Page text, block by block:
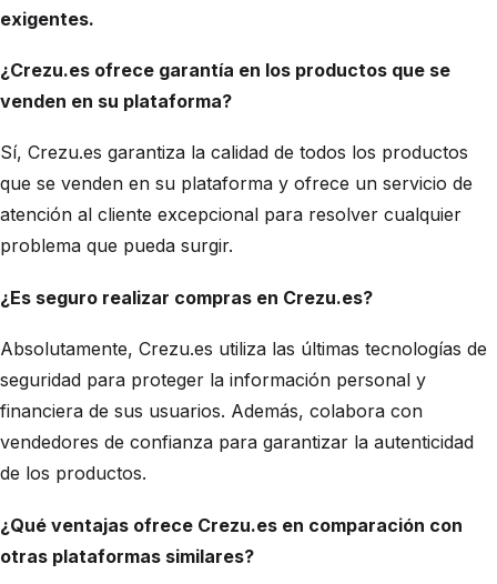
exigentes.
¿Crezu.es ofrece garantía en los productos que se
venden en su plataforma?
Sí, Crezu.es garantiza la calidad de todos los productos
que se venden en su plataforma y ofrece un servicio de
atención al cliente excepcional para resolver cualquier
problema que pueda surgir.
¿Es seguro realizar compras en Crezu.es?
Absolutamente, Crezu.es utiliza las últimas tecnologías de
seguridad para proteger la información personal y
financiera de sus usuarios. Además, colabora con
vendedores de confianza para garantizar la autenticidad
de los productos.
¿Qué ventajas ofrece Crezu.es en comparación con
otras plataformas similares?